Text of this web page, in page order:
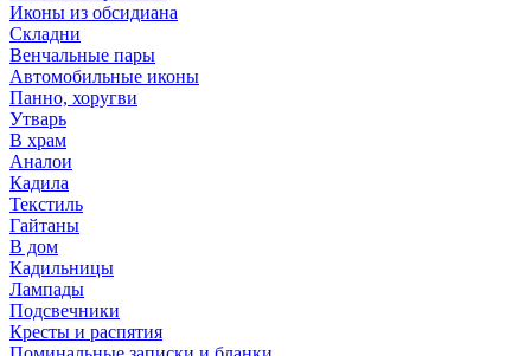
Иконы из обсидиана
Складни
Венчальные пары
Автомобильные иконы
Панно, хоругви
Утварь
В храм
Аналои
Кадила
Текстиль
Гайтаны
В дом
Кадильницы
Лампады
Подсвечники
Кресты и распятия